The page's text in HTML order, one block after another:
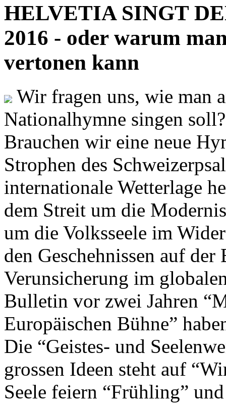
HELVETIA SINGT
2016 - oder warum
vertonen kann
Wir fragen uns, wie man
Nationalhymne singen
Brauchen wir eine neue
Strophen des
internationale Wetterlage
dem Streit um die
um die Volksseele im
den Geschehnissen auf
Verunsicherung im
Bulletin vor zwei Jahren
Europäischen Bühne”
Die “Geistes- und
grossen Ideen steht auf
Seele feiern “Frühling”